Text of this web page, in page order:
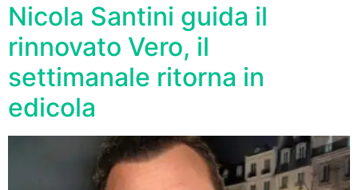
Nicola Santini guida il
rinnovato Vero, il
settimanale ritorna in
edicola